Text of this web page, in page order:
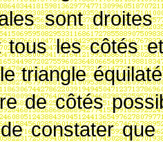
sont
tous les côtés
triangle
de côtés
constater